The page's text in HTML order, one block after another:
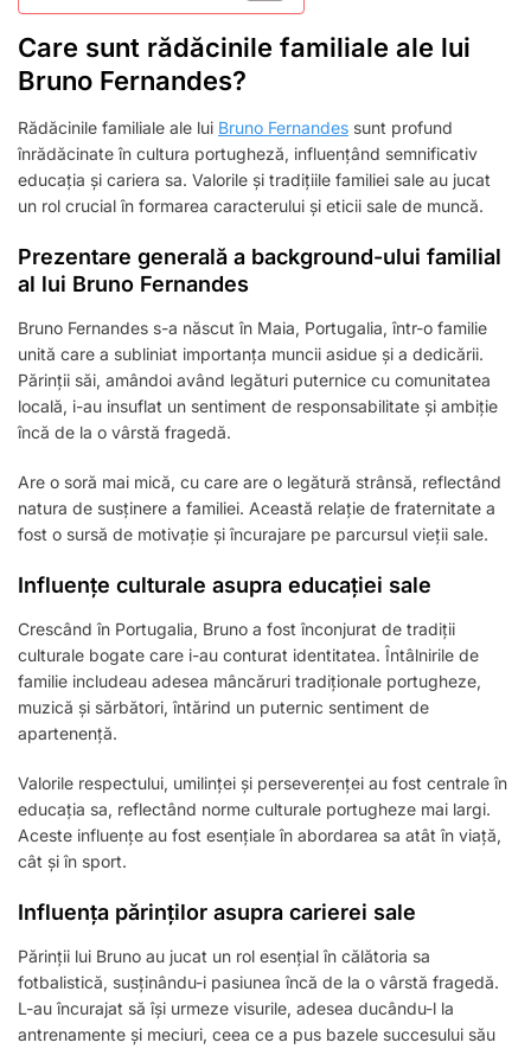
Care sunt rădăcinile familiale ale lui
Bruno Fernandes?
Rădăcinile familiale ale lui Bruno Fernandes sunt profund
înrădăcinate în cultura portugheză, influențând semnificativ
educația și cariera sa. Valorile și tradițiile familiei sale au jucat
un rol crucial în formarea caracterului și eticii sale de muncă.
Prezentare generală a background-ului familial
al lui Bruno Fernandes
Bruno Fernandes s-a născut în Maia, Portugalia, într-o familie
unită care a subliniat importanța muncii asidue și a dedicării.
Părinții săi, amândoi având legături puternice cu comunitatea
locală, i-au insuflat un sentiment de responsabilitate și ambiție
încă de la o vârstă fragedă.
Are o soră mai mică, cu care are o legătură strânsă, reflectând
natura de susținere a familiei. Această relație de fraternitate a
fost o sursă de motivație și încurajare pe parcursul vieții sale.
Influențe culturale asupra educației sale
Crescând în Portugalia, Bruno a fost înconjurat de tradiții
culturale bogate care i-au conturat identitatea. Întâlnirile de
familie includeau adesea mâncăruri tradiționale portugheze,
muzică și sărbători, întărind un puternic sentiment de
apartenență.
Valorile respectului, umilinței și perseverenței au fost centrale în
educația sa, reflectând norme culturale portugheze mai largi.
Aceste influențe au fost esențiale în abordarea sa atât în viață,
cât și în sport.
Influența părinților asupra carierei sale
Părinții lui Bruno au jucat un rol esențial în călătoria sa
fotbalistică, susținându-i pasiunea încă de la o vârstă fragedă.
L-au încurajat să își urmeze visurile, adesea ducându-l la
antrenamente și meciuri, ceea ce a pus bazele succesului său